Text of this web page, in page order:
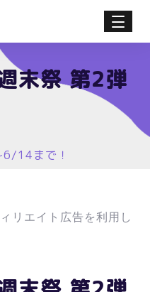
末祭 第2弾
14まで！
リエイト広告を利用し